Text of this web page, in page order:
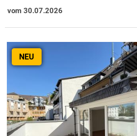
vom 30.07.2026
NEU